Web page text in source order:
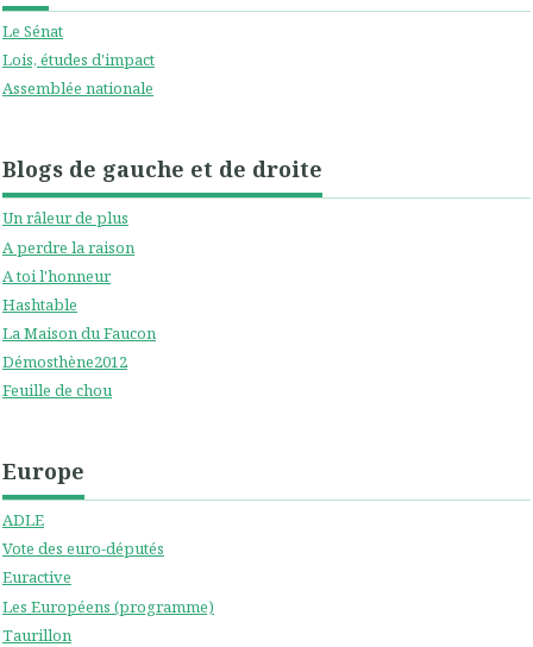
Le Sénat
Lois, études d'impact
Assemblée nationale
Blogs de gauche et de droite
Un râleur de plus
A perdre la raison
A toi l'honneur
Hashtable
La Maison du Faucon
Démosthène2012
Feuille de chou
Europe
ADLE
Vote des euro-députés
Euractive
Les Européens (programme)
Taurillon